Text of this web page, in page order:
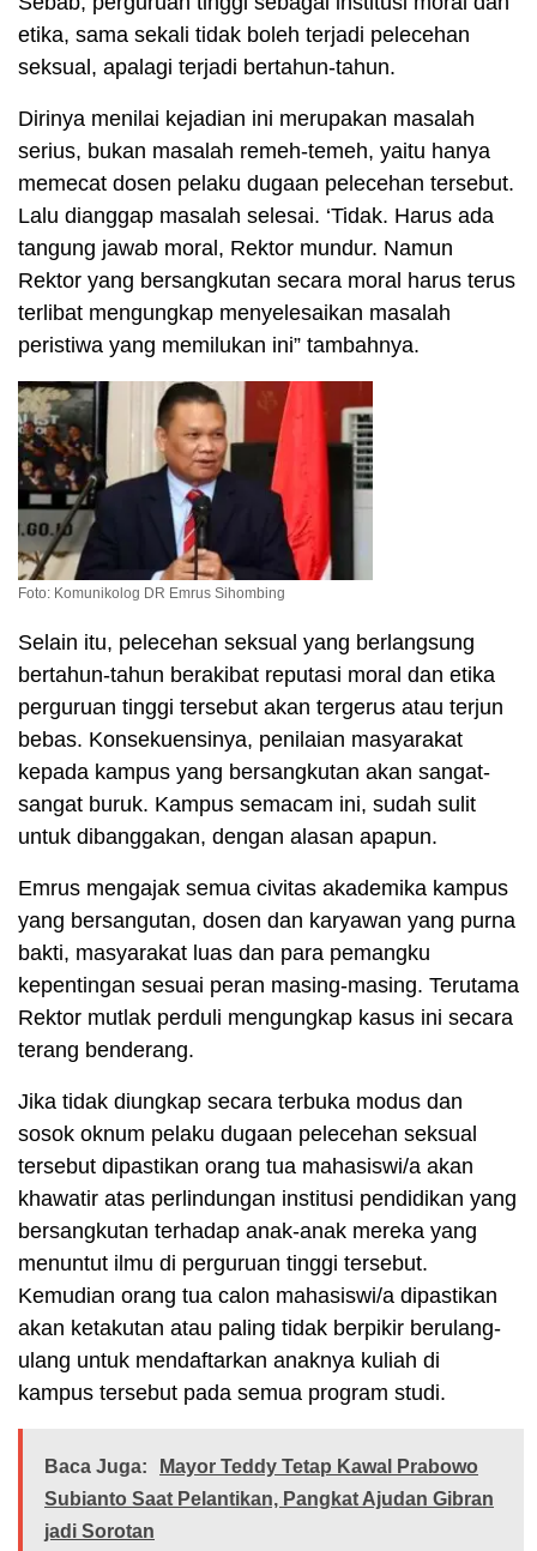
etika, sama sekali tidak boleh terjadi pelecehan
seksual, apalagi terjadi bertahun-tahun.
Dirinya menilai kejadian ini merupakan masalah
serius, bukan masalah remeh-temeh, yaitu hanya
memecat dosen pelaku dugaan pelecehan tersebut.
Lalu dianggap masalah selesai. ‘Tidak. Harus ada
tangung jawab moral, Rektor mundur. Namun
Rektor yang bersangkutan secara moral harus terus
terlibat mengungkap menyelesaikan masalah
peristiwa yang memilukan ini” tambahnya.
Foto: Komunikolog DR Emrus Sihombing
Selain itu, pelecehan seksual yang berlangsung
bertahun-tahun berakibat reputasi moral dan etika
perguruan tinggi tersebut akan tergerus atau terjun
bebas. Konsekuensinya, penilaian masyarakat
kepada kampus yang bersangkutan akan sangat-
sangat buruk. Kampus semacam ini, sudah sulit
untuk dibanggakan, dengan alasan apapun.
Emrus mengajak semua civitas akademika kampus
yang bersangutan, dosen dan karyawan yang purna
bakti, masyarakat luas dan para pemangku
kepentingan sesuai peran masing-masing. Terutama
Rektor mutlak perduli mengungkap kasus ini secara
terang benderang.
Jika tidak diungkap secara terbuka modus dan
sosok oknum pelaku dugaan pelecehan seksual
tersebut dipastikan orang tua mahasiswi/a akan
khawatir atas perlindungan institusi pendidikan yang
bersangkutan terhadap anak-anak mereka yang
menuntut ilmu di perguruan tinggi tersebut.
Kemudian orang tua calon mahasiswi/a dipastikan
akan ketakutan atau paling tidak berpikir berulang-
ulang untuk mendaftarkan anaknya kuliah di
kampus tersebut pada semua program studi.
Baca Juga:
Mayor Teddy Tetap Kawal Prabowo
Subianto Saat Pelantikan, Pangkat Ajudan Gibran
jadi Sorotan